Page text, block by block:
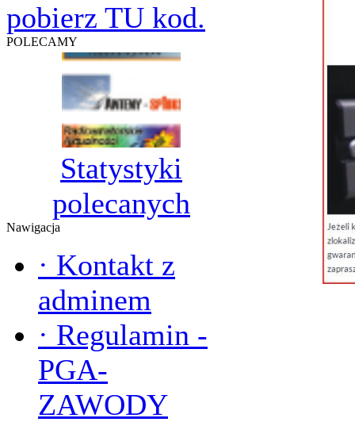
pobierz TU kod.
POLECAMY
Statystyki
polecanych
Nawigacja
· Kontakt z
adminem
· Regulamin -
PGA-
ZAWODY